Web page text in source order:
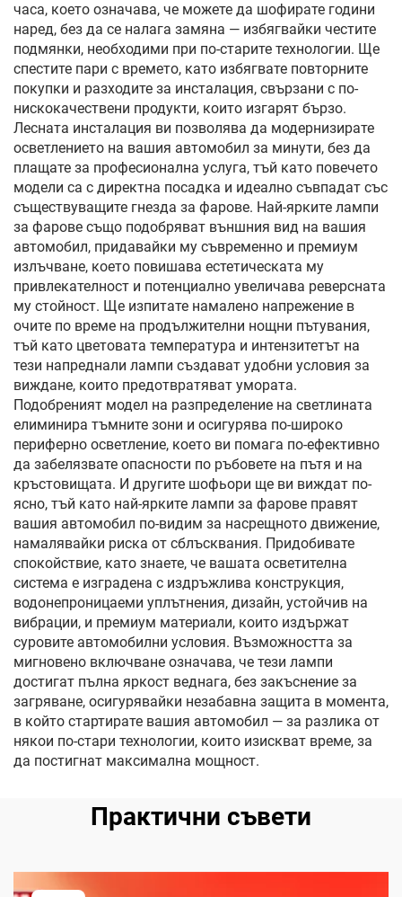
часа, което означава, че можете да шофирате години
наред, без да се налага замяна — избягвайки честите
подмянки, необходими при по-старите технологии. Ще
спестите пари с времето, като избягвате повторните
покупки и разходите за инсталация, свързани с по-
нискокачествени продукти, които изгарят бързо.
Лесната инсталация ви позволява да модернизирате
осветлението на вашия автомобил за минути, без да
плащате за професионална услуга, тъй като повечето
модели са с директна посадка и идеално съвпадат със
съществуващите гнезда за фарове. Най-ярките лампи
за фарове също подобряват външния вид на вашия
автомобил, придавайки му съвременно и премиум
излъчване, което повишава естетическата му
привлекателност и потенциално увеличава реверсната
му стойност. Ще изпитате намалено напрежение в
очите по време на продължителни нощни пътувания,
тъй като цветовата температура и интензитетът на
тези напреднали лампи създават удобни условия за
виждане, които предотвратяват умората.
Подобреният модел на разпределение на светлината
елиминира тъмните зони и осигурява по-широко
периферно осветление, което ви помага по-ефективно
да забелязвате опасности по ръбовете на пътя и на
кръстовищата. И другите шофьори ще ви виждат по-
ясно, тъй като най-ярките лампи за фарове правят
вашия автомобил по-видим за насрещното движение,
намалявайки риска от сблъсквания. Придобивате
спокойствие, като знаете, че вашата осветителна
система е изградена с издръжлива конструкция,
водонепроницаеми уплътнения, дизайн, устойчив на
вибрации, и премиум материали, които издържат
суровите автомобилни условия. Възможността за
мигновено включване означава, че тези лампи
достигат пълна яркост веднага, без закъснение за
загряване, осигурявайки незабавна защита в момента,
в който стартирате вашия автомобил — за разлика от
някои по-стари технологии, които изискват време, за
да постигнат максимална мощност.
Практични съвети